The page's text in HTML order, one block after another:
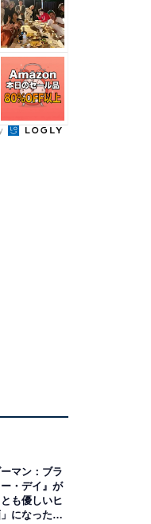
ーマン：ブラ
・デイ』が
とも優しいヒ
になった理